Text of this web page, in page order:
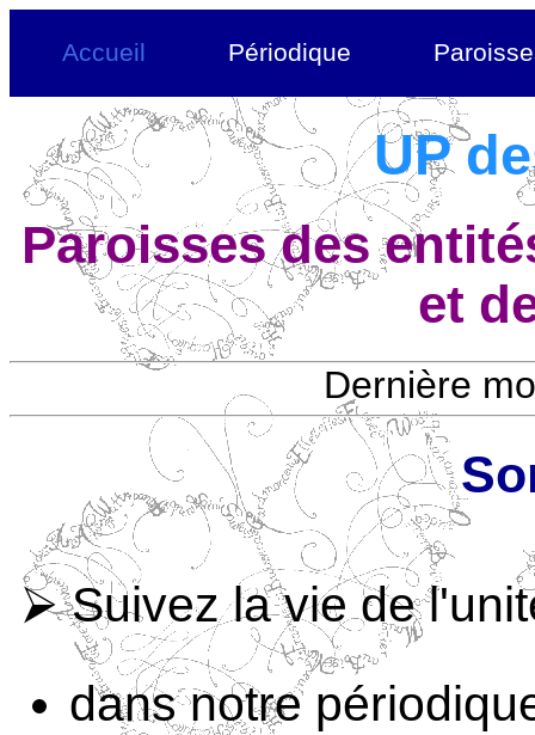
Accueil Périodique
UP
Paroisses des
et
Dernière
⮚ Suivez la vie de
dans notre